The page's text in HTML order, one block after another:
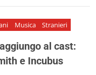
Musica Stranieri
al cast:
e Incubus